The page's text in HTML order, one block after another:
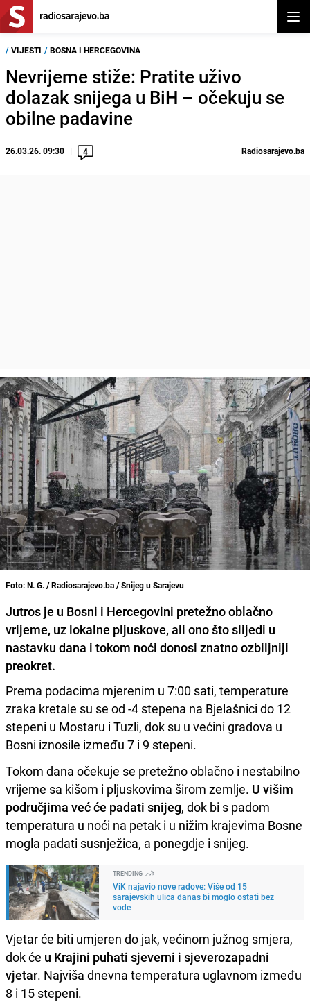
/ VIJESTI / BOSNA I HERCEGOVINA
Nevrijeme stiže: Pratite uživo
dolazak snijega u BiH – očekuju se
obilne padavine
26.03.26. 09:30 4 Radiosarajevo.ba
Foto: N. G. / Radiosarajevo.ba / Snijeg u Sarajevu
Jutros je u Bosni i Hercegovini pretežno oblačno
vrijeme, uz lokalne pljuskove, ali ono što slijedi u
nastavku dana i tokom noći donosi znatno ozbiljniji
preokret.
Prema podacima mjerenim u 7:00 sati, temperature
zraka kretale su se od -4 stepena na Bjelašnici do 12
stepeni u Mostaru i Tuzli, dok su u većini gradova u
Bosni iznosile između 7 i 9 stepeni.
Tokom dana očekuje se pretežno oblačno i nestabilno
vrijeme sa kišom i pljuskovima širom zemlje. U višim
područjima već će padati snijeg, dok bi s padom
temperatura u noći na petak i u nižim krajevima Bosne
mogla padati susnježica, a ponegdje i snijeg.
TRENDING
ViK najavio nove radove: Više od 15
sarajevskih ulica danas bi moglo ostati bez
vode
Vjetar će biti umjeren do jak, većinom južnog smjera,
dok će u Krajini puhati sjeverni i sjeverozapadni
vjetar. Najviša dnevna temperatura uglavnom između
8 i 15 stepeni.